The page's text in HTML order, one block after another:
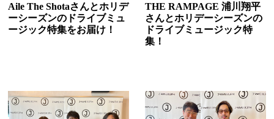
Aile The Shotaさんとホリデ
ーシーズンのドライブミュ
ージック特集をお届け！
THE RAMPAGE 浦川翔平
さんとホリデーシーズンの
ドライブミュージック特
集！